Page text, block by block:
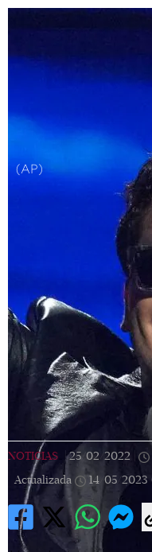
(AP)
NOTICIAS 25/02/2022
Actualizada
14/05/2023